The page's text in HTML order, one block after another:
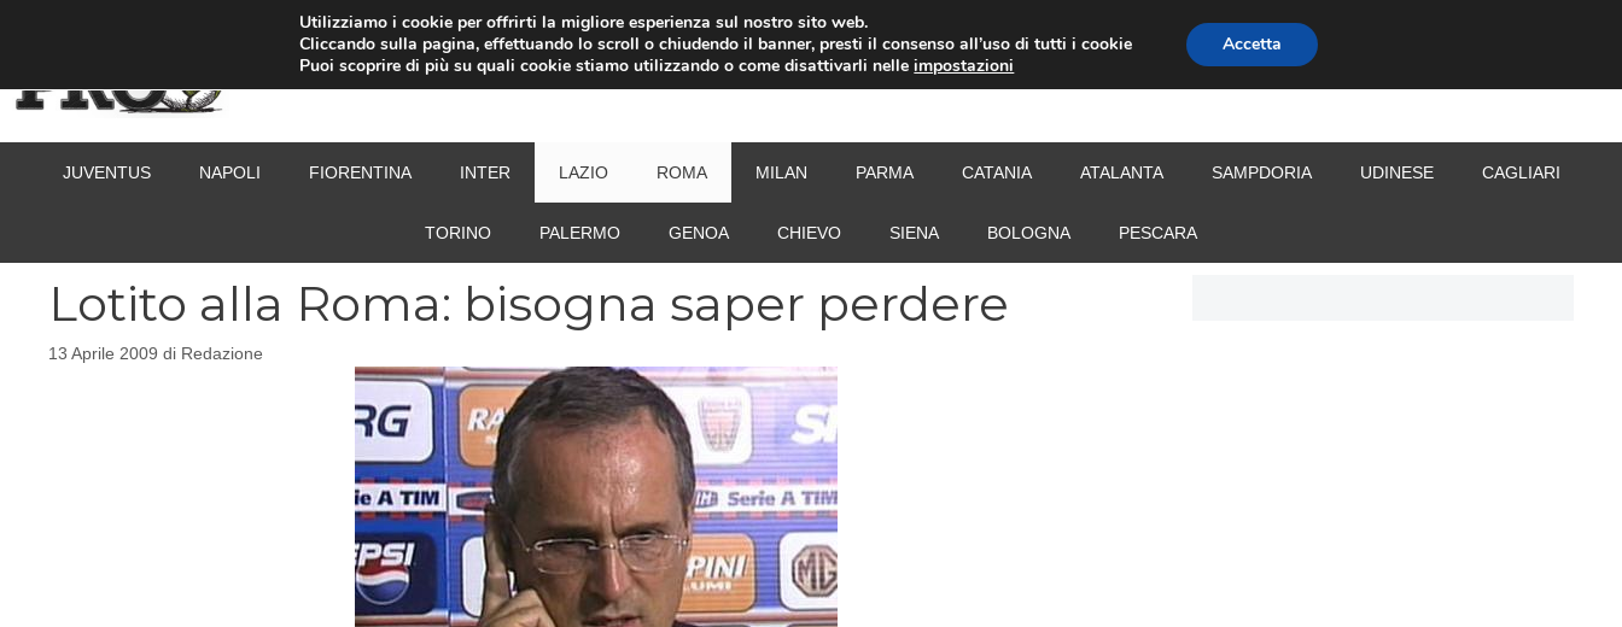
CALCIOMERCATO
JUVENTUS NAPOLI FIORENTINA INTER LAZIO ROMA MILAN PARMA CATANIA ATALANTA SAMPDORIA UDINESE CAGLIARI
TORINO PALERMO GENOA CHIEVO SIENA BOLOGNA PESCARA
Lotito alla Roma: bisogna saper perdere
13 Aprile 2009 di Redazione
Utilizziamo i cookie per offrirti la migliore esperienza sul nostro sito web.
Cliccando sulla pagina, effettuando lo scroll o chiudendo il banner, presti il consenso all’uso di tutti i cookie
Puoi scoprire di più su quali cookie stiamo utilizzando o come disattivarli nelleimpostazioni
Accetta